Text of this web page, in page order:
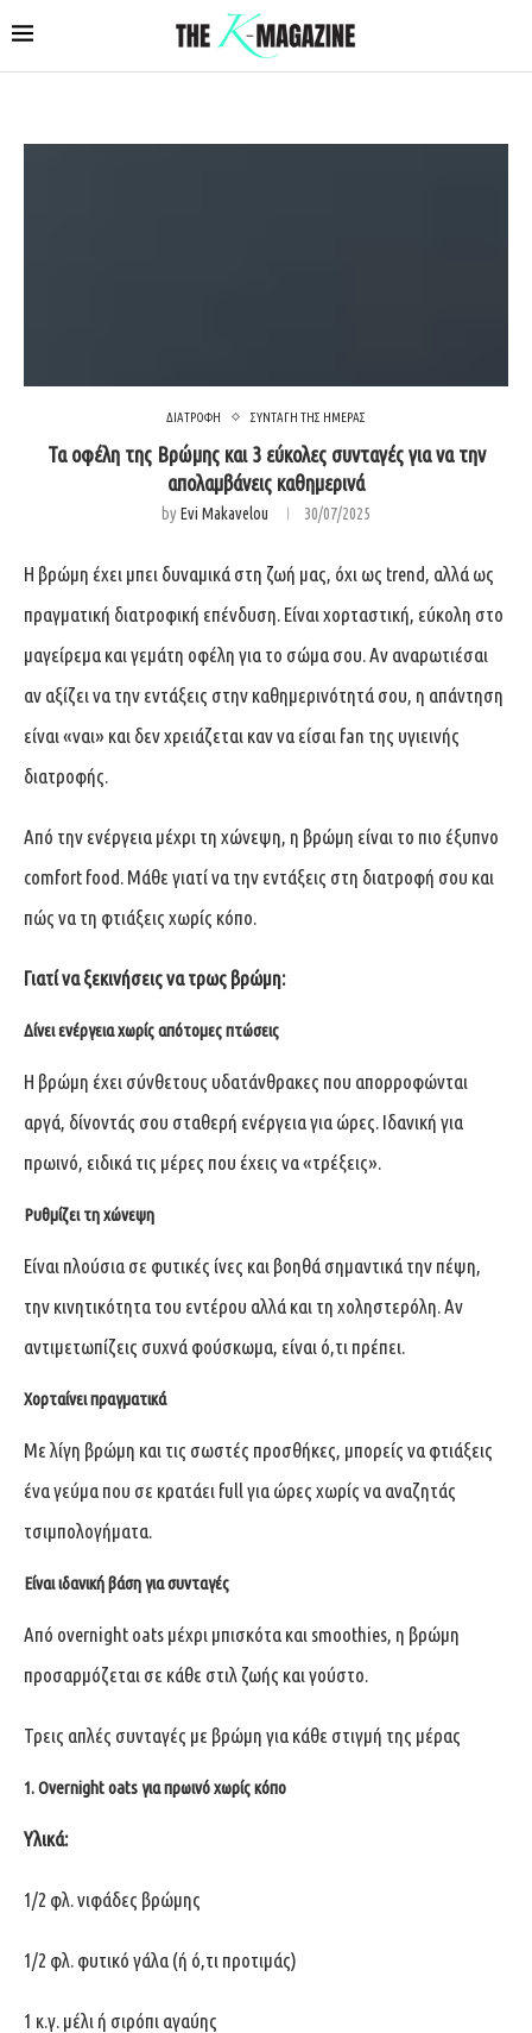
ΔΙΑΤΡΟΦΗ ΣΥΝΤΑΓΗ ΤΗΣ ΗΜΕΡΑΣ
Τα οφέλη της Βρώμης και 3 εύκολες συνταγές για να την
απολαμβάνεις καθημερινά
byEvi Makavelou 30/07/2025
Η βρώμη έχει μπει δυναμικά στη ζωή μας, όχι ως trend, αλλά ως
πραγματική διατροφική επένδυση. Είναι χορταστική, εύκολη στο
μαγείρεμα και γεμάτη οφέλη για το σώμα σου. Αν αναρωτιέσαι
αν αξίζει να την εντάξεις στην καθημερινότητά σου, η απάντηση
είναι «ναι» και δεν χρειάζεται καν να είσαι fan της υγιεινής
διατροφής.
Από την ενέργεια μέχρι τη χώνεψη, η βρώμη είναι το πιο έξυπνο
comfort food. Μάθε γιατί να την εντάξεις στη διατροφή σου και
πώς να τη φτιάξεις χωρίς κόπο.
Γιατί να ξεκινήσεις να τρως βρώμη:
Δίνει ενέργεια χωρίς απότομες πτώσεις
Η βρώμη έχει σύνθετους υδατάνθρακες που απορροφώνται
αργά, δίνοντάς σου σταθερή ενέργεια για ώρες. Ιδανική για
πρωινό, ειδικά τις μέρες που έχεις να «τρέξεις».
Ρυθμίζει τη χώνεψη
Είναι πλούσια σε φυτικές ίνες και βοηθά σημαντικά την πέψη,
την κινητικότητα του εντέρου αλλά και τη χοληστερόλη. Αν
αντιμετωπίζεις συχνά φούσκωμα, είναι ό,τι πρέπει.
Χορταίνει πραγματικά
Με λίγη βρώμη και τις σωστές προσθήκες, μπορείς να φτιάξεις
ένα γεύμα που σε κρατάει full για ώρες χωρίς να αναζητάς
τσιμπολογήματα.
Είναι ιδανική βάση για συνταγές
Από overnight oats μέχρι μπισκότα και smoothies, η βρώμη
προσαρμόζεται σε κάθε στιλ ζωής και γούστο.
Τρεις απλές συνταγές με βρώμη για κάθε στιγμή της μέρας
1. Overnight oats για πρωινό χωρίς κόπο
Υλικά:
1/2 φλ. νιφάδες βρώμης
1/2 φλ. φυτικό γάλα (ή ό,τι προτιμάς)
1 κ.γ. μέλι ή σιρόπι αγαύης